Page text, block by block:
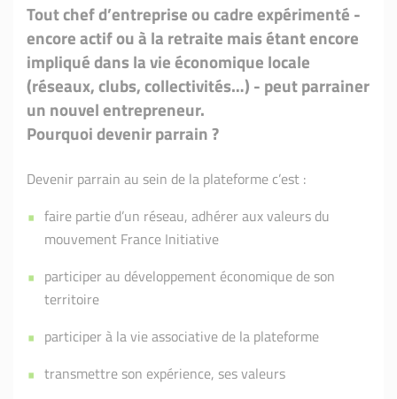
Tout chef d’entreprise ou cadre expérimenté -
encore actif ou à la retraite mais étant encore
impliqué dans la vie économique locale
(réseaux, clubs, collectivités…) - peut parrainer
un nouvel entrepreneur.
Pourquoi devenir parrain ?
Devenir parrain au sein de la plateforme c’est :
faire partie d’un réseau, adhérer aux valeurs du
mouvement France Initiative
participer au développement économique de son
territoire
participer à la vie associative de la plateforme
transmettre son expérience, ses valeurs